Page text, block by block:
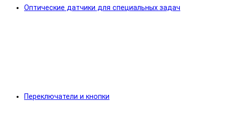
Оптические датчики для специальных задач
Переключатели и кнопки